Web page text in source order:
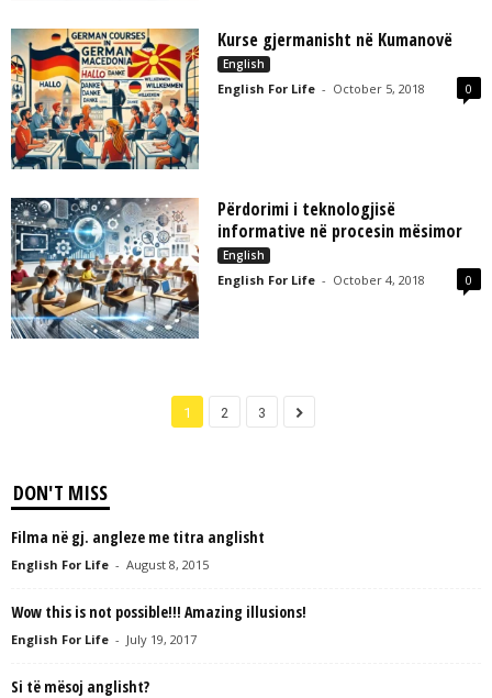
Kurse gjermanisht në Kumanovë
English
English For Life - October 5, 2018 0
Përdorimi i teknologjisë
informative në procesin mësimor
English
English For Life - October 4, 2018 0
1 2 3
DON'T MISS
Filma në gj. angleze me titra anglisht
English For Life - August 8, 2015
Wow this is not possible!!! Amazing illusions!
English For Life - July 19, 2017
Si të mësoj anglisht?